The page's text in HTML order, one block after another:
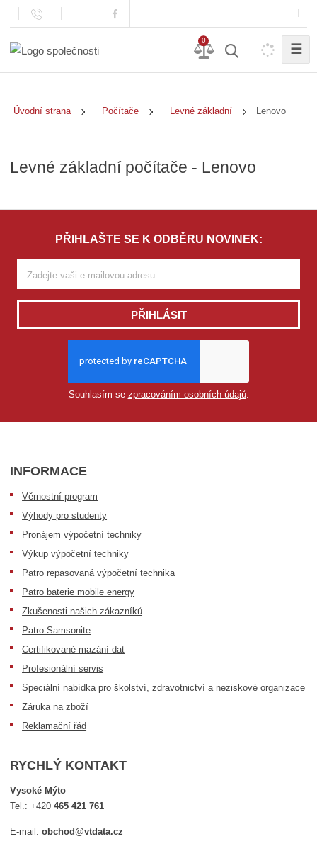
0
☰
Úvodní strana Počítače Levné základní Lenovo
Levné základní počítače - Lenovo
PŘIHLAŠTE SE K ODBĚRU NOVINEK:
PŘIHLÁSIT
Souhlasím se zpracováním osobních údajů.
INFORMACE
Věrnostní program
Výhody pro studenty
Pronájem výpočetní techniky
Výkup výpočetní techniky
Patro repasovaná výpočetní technika
Patro baterie mobile energy
Zkušenosti našich zákazníků
Patro Samsonite
Certifikované mazání dat
Profesionální servis
Speciální nabídka pro školství, zdravotnictví a neziskové organizace
Záruka na zboží
Reklamační řád
RYCHLÝ KONTAKT
Vysoké Mýto
Tel.:+420465 421 761
E-mail:obchod@vtdata.cz